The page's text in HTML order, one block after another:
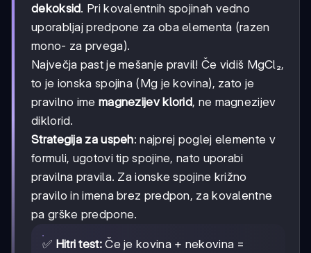
dekoksid. Pri kovalentnih spojinah vedno
uporabljaj predpone za oba elementa (razen
mono- za prvega).
Največja past je mešanje pravil! Če vidiš MgCl₂,
to je ionska spojina (Mg je kovina), zato je
pravilno ime magnezijev klorid, ne magnezijev
diklorid.
Strategija za uspeh: najprej poglej elemente v
formuli, ugotovi tip spojine, nato uporabi
pravilna pravila. Za ionske spojine križno
pravilo in imena brez predpon, za kovalentne
pa grške predpone.
✅ Hitri test:Če je kovina + nekovina =